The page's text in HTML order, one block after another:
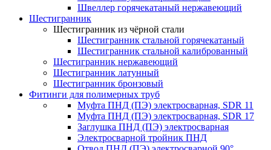
Швеллер горячекатаный нержавеющий
Шестигранник
Шестигранник из чёрной стали
Шестигранник стальной горячекатаный
Шестигранник стальной калиброванный
Шестигранник нержавеющий
Шестигранник латунный
Шестигранник бронзовый
Фитинги для полимерных труб
Муфта ПНД (ПЭ) электросварная, SDR 11
Муфта ПНД (ПЭ) электросварная, SDR 17
Заглушка ПНД (ПЭ) электросварная
Электросварной тройник ПНД